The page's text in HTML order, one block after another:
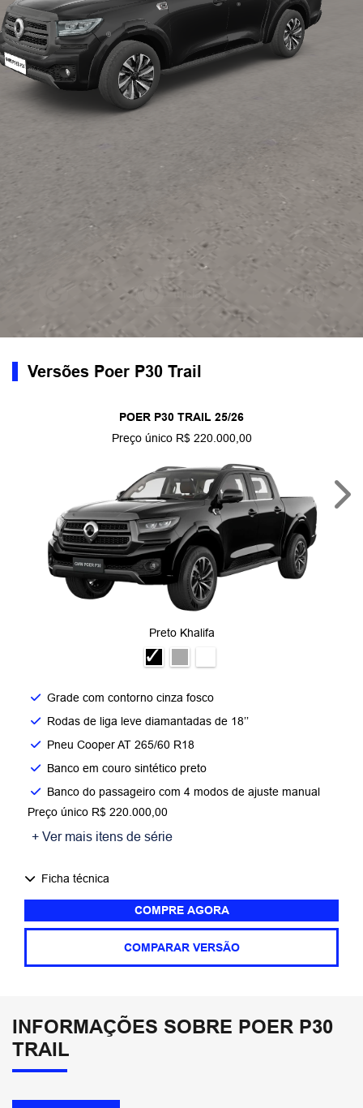
Versões Poer P30 Trail
POER P30 TRAIL 25/26
Preço único R$ 220.000,00
Preto Khalifa
Grade com contorno cinza fosco​
Rodas de liga leve diamantadas de 18’’​
Pneu Cooper AT 265/60 R18​
Banco em couro sintético preto​
Banco do passageiro com 4 modos de ajuste manual
Preço único R$ 220.000,00
+ Ver mais itens de série
Ficha técnica
COMPRE AGORA
COMPARAR VERSÃO
INFORMAÇÕES SOBRE POER P30
TRAIL